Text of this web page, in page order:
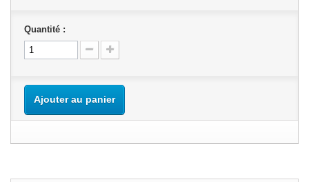
Quantité :
Ajouter au panier